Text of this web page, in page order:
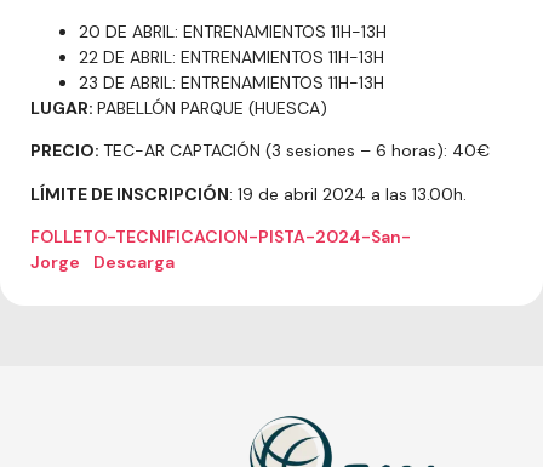
20 DE ABRIL: ENTRENAMIENTOS 11H-13H
22 DE ABRIL: ENTRENAMIENTOS 11H-13H
23 DE ABRIL: ENTRENAMIENTOS 11H-13H
LUGAR: PABELLÓN PARQUE (HUESCA)
PRECIO: TEC-AR CAPTACIÓN (3 sesiones – 6 horas): 40€
LÍMITE DE INSCRIPCIÓN: 19 de abril 2024 a las 13.00h.
FOLLETO-TECNIFICACION-PISTA-2024-San-
Jorge
Descarga